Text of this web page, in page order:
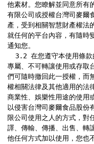
他素材。您瞭解並同意所有
有限公司或授權台灣司麥爾
產，受到相關智慧財產權法
就任何的平台內容，有隨時
通知您。
專屬、不可轉讓使用或存取
們可隨時撤回此一授權，而
權相關法律及其他適用的法
商業性、娛樂性用途的使用
以侵害台灣司麥爾食品股份
限公司使用之人的方式，對
譯、傳輸、傳播、出售、轉
他任何方式加以使用，您也